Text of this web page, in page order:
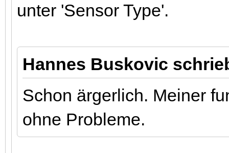
unter 'Sensor Type'.
Hannes Buskovic
Schon ärgerlich. Meiner
ohne Probleme.